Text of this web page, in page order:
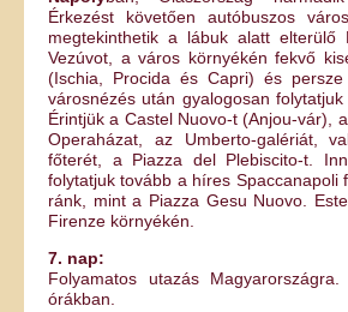
Érkezést követően autóbuszos
megtekinthetik a lábuk alatt elterülő
Vezúvot, a város környékén fekvő
(Ischia, Procida és Capri) és
városnézés után gyalogosan
Érintjük a Castel Nuovo-t (Anjou-vár),
Operaházat, az Umberto-galériát,
főterét, a Piazza del Plebiscito-t.
folytatjuk tovább a híres Spaccanapoli
ránk, mint a Piazza Gesu Nuovo.
Firenze környékén.
7. nap:
Folyamatos utazás
órákban.